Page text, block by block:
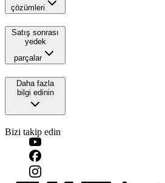
çözümleri
Satış sonrası
yedek
parçalar
Daha fazla
bilgi edinin
Bizi takip edin